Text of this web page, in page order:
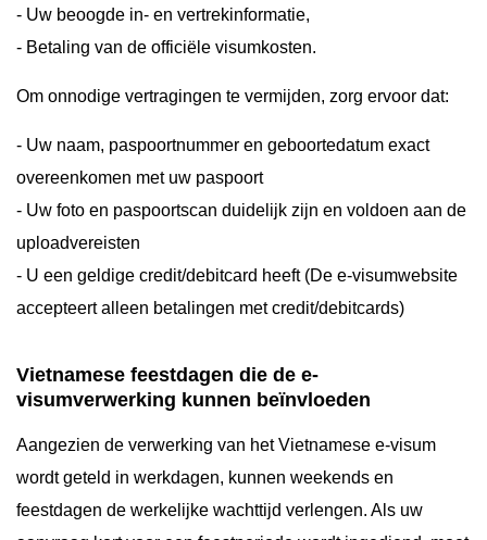
- Uw beoogde in- en vertrekinformatie,
- Betaling van de officiële visumkosten.
Om onnodige vertragingen te vermijden, zorg ervoor dat:
- Uw naam, paspoortnummer en geboortedatum exact
overeenkomen met uw paspoort
- Uw foto en paspoortscan duidelijk zijn en voldoen aan de
uploadvereisten
- U een geldige credit/debitcard heeft (De e-visumwebsite
accepteert alleen betalingen met credit/debitcards)
Vietnamese feestdagen die de e-
visumverwerking kunnen beïnvloeden
Aangezien de verwerking van het Vietnamese e-visum
wordt geteld in werkdagen, kunnen weekends en
feestdagen de werkelijke wachttijd verlengen. Als uw